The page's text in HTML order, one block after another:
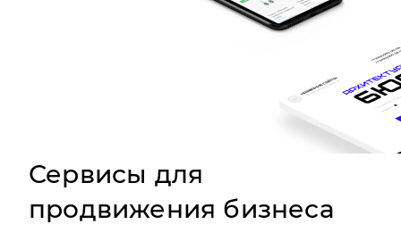
Сервисы для
продвижения бизнеса